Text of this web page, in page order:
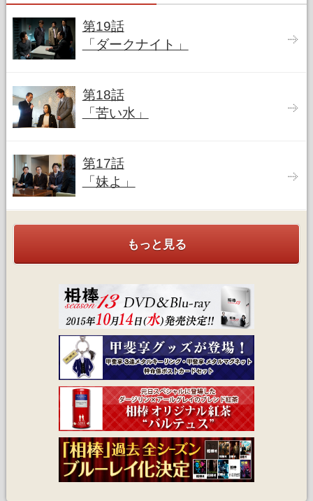
第19話
「ダークナイト」
第18話
「苦い水」
第17話
「妹よ」
もっと見る